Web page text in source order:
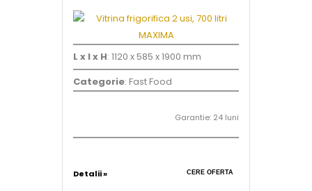
L x l x H: 1120 x 585 x 1900 mm
Categorie: Fast Food
Garantie: 24 luni
Detalii » CERE OFERTA